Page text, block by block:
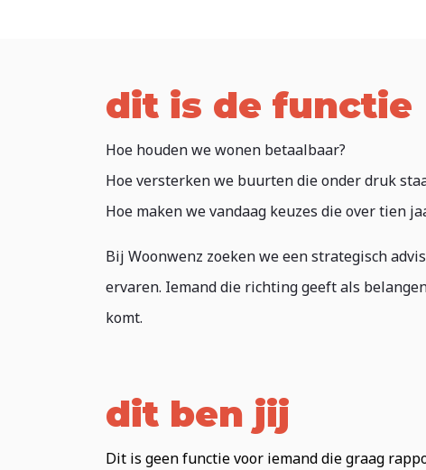
dit is de functie
Hoe houden we wonen betaalbaar?
Hoe versterken we buurten die onder druk
Hoe maken we vandaag keuzes die over tien
Bij Woonwenz zoeken we een strategisch
ervaren. Iemand die richting geeft als
komt.
dit ben jij
Dit is geen functie voor iemand die graag